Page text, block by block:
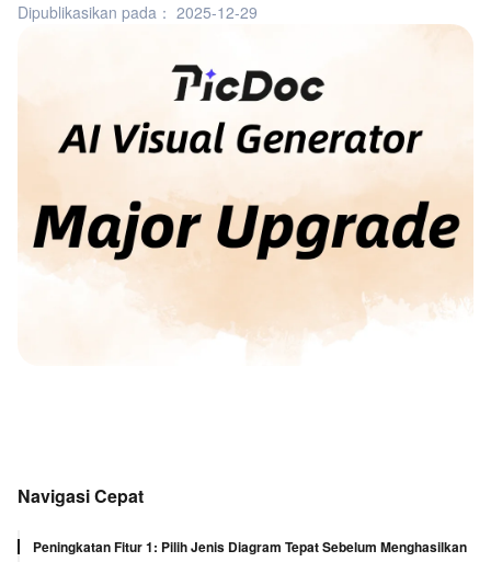
Dipublikasikan pada： 2025-12-29
Navigasi Cepat
Peningkatan Fitur 1: Pilih Jenis Diagram Tepat Sebelum Menghasilkan